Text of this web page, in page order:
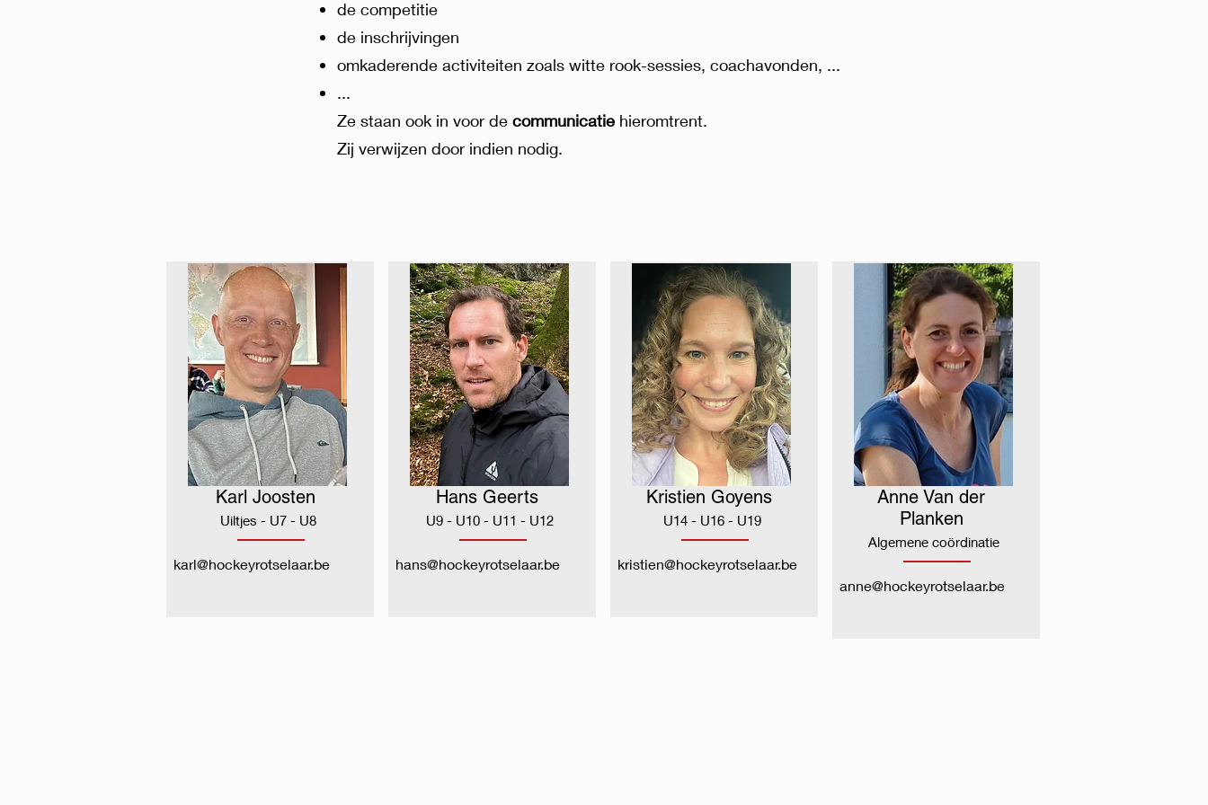
de competitie
de inschrijvingen
omkaderende activiteiten zoals witte rook-sessies, coachavonden, ...
...
​Ze staan ook in voor de communicatie hieromtrent.
Zij verwijzen door indien nodig.​
Karl Joosten
Uiltjes - U7 - U8
karl@hockeyrotselaar.be
Hans Geerts
U9 - U10 - U11 - U12
hans@hockeyrotselaar.be
Kristien Goyens
U14 - U16 - U19
kristien@hockeyrotselaar.be
Anne Van der
Planken
Algemene coördinatie
anne@hockeyrotselaar.be